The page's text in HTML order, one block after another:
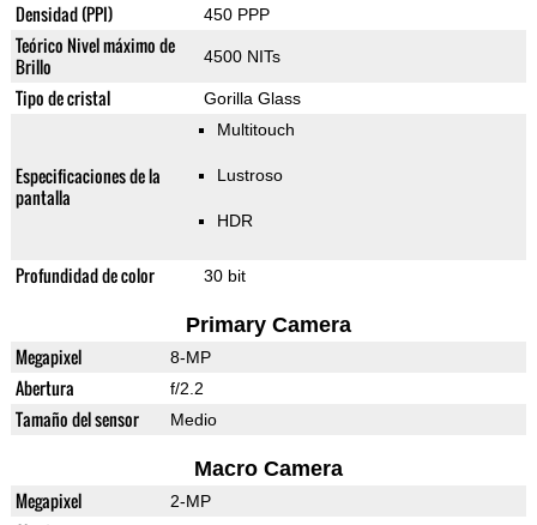
Densidad (PPI) 450 PPP
Teórico Nivel máximo de
Brillo
4500 NITs
Tipo de cristal Gorilla Glass
Especificaciones de la
pantalla
Multitouch
Lustroso
HDR
Profundidad de color 30 bit
Primary Camera
Megapixel 8-MP
Abertura f/2.2
Tamaño del sensor Medio
Macro Camera
Megapixel 2-MP